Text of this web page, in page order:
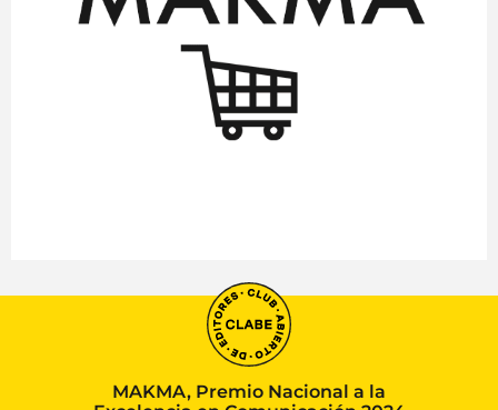
MAKMA, Premio Nacional a la